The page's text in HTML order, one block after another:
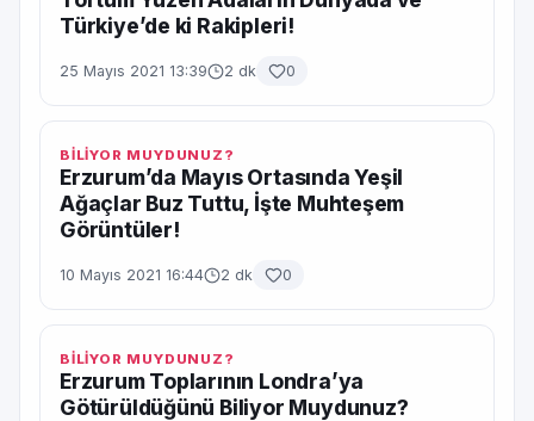
Türkiye’de ki Rakipleri!
25 Mayıs 2021 13:39 2 dk 0
BİLİYOR MUYDUNUZ?
Erzurum’da Mayıs Ortasında Yeşil
Ağaçlar Buz Tuttu, İşte Muhteşem
Görüntüler!
10 Mayıs 2021 16:44 2 dk 0
BİLİYOR MUYDUNUZ?
Erzurum Toplarının Londra’ya
Götürüldüğünü Biliyor Muydunuz?